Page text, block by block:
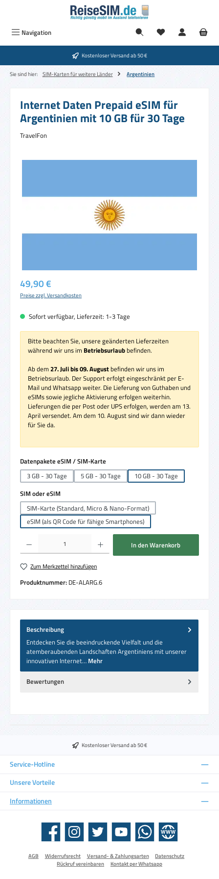
Zum Hauptinhalt springen
Navigation
Kostenloser Versand ab 50 €
Sie sind hier: SIM-Karten für weitere Länder Argentinien
Internet Daten Prepaid eSIM für
Argentinien mit 10 GB für 30 Tage
TravelFon
Regulärer Preis:
49,90 €
Preise zzgl. Versandkosten
Sofort verfügbar, Lieferzeit: 1-3 Tage
Bitte beachten Sie, unsere geänderten Lieferzeiten
während wir uns im Betriebsurlaub befinden.
Ab dem 27. Juli bis 09. August befinden wir uns im
Betriebsurlaub. Der Support erfolgt eingeschränkt per E-
Mail und Whatsapp weiter. Die Lieferung von Guthaben und
eSIMs sowie jegliche Aktivierung erfolgen weiterhin.
Lieferungen die per Post oder UPS erfolgen, werden am 13.
April versendet. Am dem 10. August sind wir dann wieder
für Sie da.
Datenpakete eSIM / SIM-Karte
3 GB - 30 Tage
5 GB - 30 Tage
10 GB - 30 Tage
SIM oder eSIM
SIM-Karte (Standard, Micro & Nano-Format)
eSIM (als QR Code für fähige Smartphones)
Produkt Anzahl: Gib den gewünschten Wert ein oder benutze die Schaltflächen um
In den Warenkorb
Zum Merkzettel hinzufügen
Produktnummer: DE-ALARG.6
Beschreibung
Entdecken Sie die beeindruckende Vielfalt und die
atemberaubenden Landschaften Argentiniens mit unserer
innovativen Internet… Mehr
Bewertungen
Kostenloser Versand ab 50 €
Service-Hotline
Unsere Vorteile
Informationen
Facebook Instagram Twitter YouTube WhatsApp Website
AGB Widerrufsrecht Versand- & Zahlungsarten
Datenschutz
Rückruf vereinbaren
Kontakt per Whatsapp